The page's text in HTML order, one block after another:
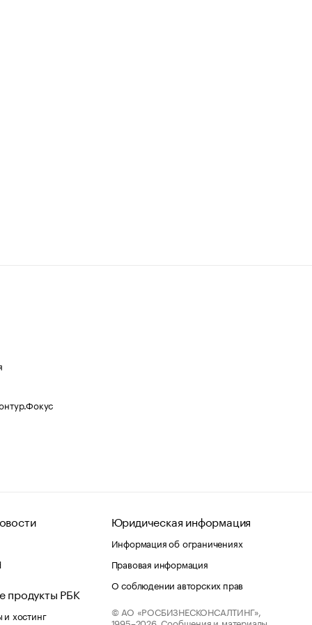
продукты РБК
хостинг
Юридическая информация
Информация об ограничениях
Правовая информация
О соблюдении авторских прав
© АО «РОСБИЗНЕСКОНСАЛТИНГ»,
1995–2026. Сообщения и материалы